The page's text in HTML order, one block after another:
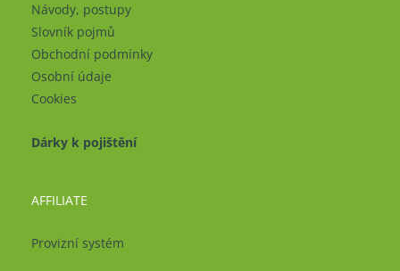
Návody, postupy
Slovník pojmů
Obchodní podmínky
Osobní údaje
Cookies
Dárky k pojištění
AFFILIATE
Provizní systém